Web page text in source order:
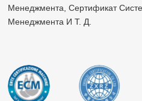
Менеджмента, Сертификат
Менеджмента И Т. Д.